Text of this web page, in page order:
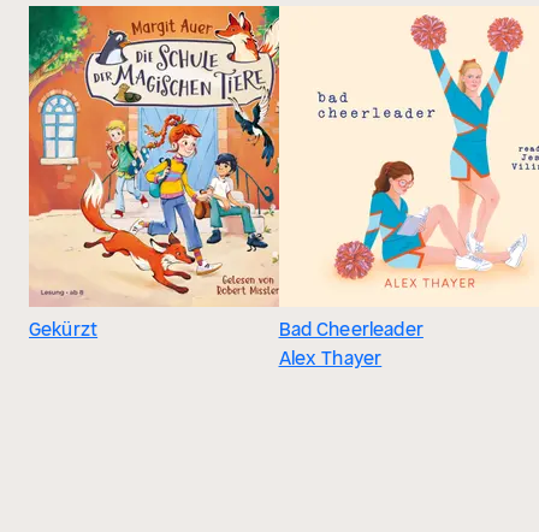
Gekürzt
Bad Cheerleader
Alex Thayer